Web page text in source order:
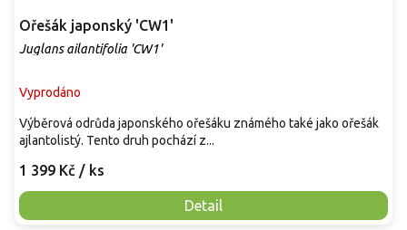
Ořešák japonský 'CW1'
Juglans ailantifolia 'CW1'
Vyprodáno
1 399 Kč / ks
Detail
Výběrová odrůda japonského ořešáku známého také jako ořešák
ajlantolistý. Tento druh pochází z...